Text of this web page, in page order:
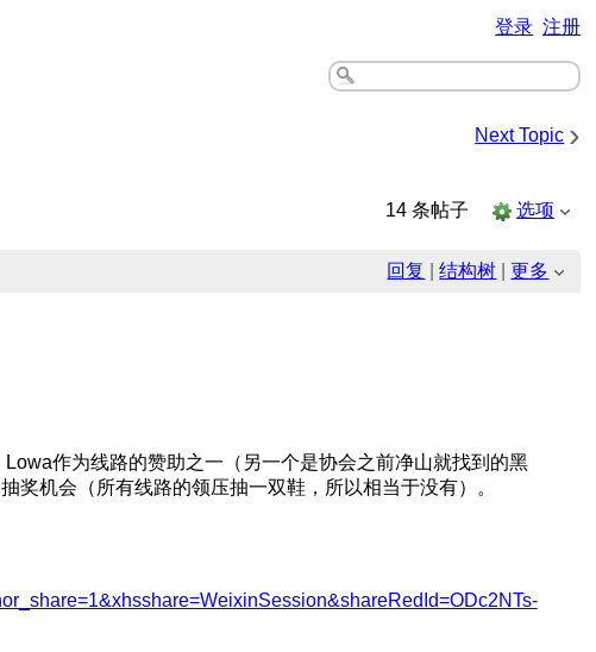
登录 注册
Next Topic ›
14 条帖子 选项
回复 |结构树 |更多
作为线路的赞助之一（另一个是协会之前净山就找到的黑
机会（所有线路的领压抽一双鞋，所以相当于没有）。